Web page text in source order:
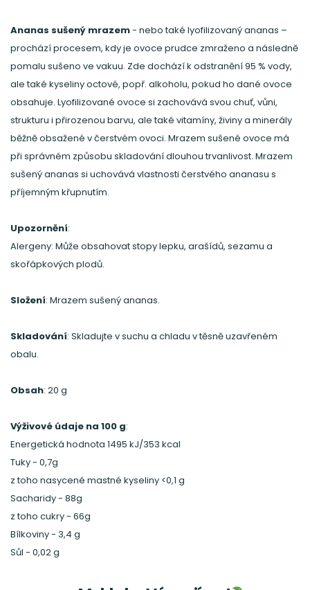
Ananas sušený mrazem- nebo také lyofilizovaný ananas –
prochází procesem, kdy je ovoce prudce zmraženo a následně
pomalu sušeno ve vakuu. Zde dochází k odstranění 95 % vody,
ale také kyseliny octové, popř. alkoholu, pokud ho dané ovoce
obsahuje. Lyofilizované ovoce si zachovává svou chuť, vůni,
strukturu i přirozenou barvu, ale také vitamíny, živiny a minerály
běžně obsažené v čerstvém ovoci. Mrazem sušené ovoce má
při správném způsobu skladování dlouhou trvanlivost. Mrazem
sušený ananas si uchovává vlastnosti čerstvého ananasu s
příjemným křupnutím.
Upozornění:
Alergeny: Může obsahovat stopy lepku, arašídů, sezamu a
skořápkových plodů.
Složení: Mrazem sušený ananas.
Skladování: Skladujte v suchu a chladu v těsně uzavřeném
obalu.
Obsah: 20 g
Výživové údaje na 100 g:
Energetická hodnota 1495 kJ/353 kcal
Tuky - 0,7g
z toho nasycené mastné kyseliny <0,1 g
Sacharidy - 88g
z toho cukry - 66g
Bílkoviny - 3,4 g
Sůl - 0,02 g